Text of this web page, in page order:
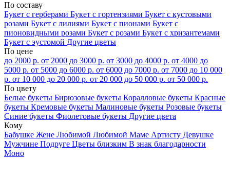
По составу
Букет с герберами Букет с гортензиями Букет с кустовыми
розами Букет с лилиями Букет с пионами Букет с
пионовидными розами Букет с розами Букет с хризантемами
Букет с эустомой Другие цветы
По цене
до 2000 р. от 2000 до 3000 р. от 3000 до 4000 р. от 4000 до
5000 р. от 5000 до 6000 р. от 6000 до 7000 р. от 7000 до 10 000
р. от 10 000 до 20 000 р. от 20 000 до 50 000 р. от 50 000 р.
По цвету
Белые букеты Бирюзовые букеты Коралловые букеты Красные
букеты Кремовые букеты Малиновые букеты Розовые букеты
Синие букеты Фиолетовые букеты Другие цвета
Кому
Бабушке Жене Любимой Любимой Маме Артисту Девушке
Мужчине Подруге Цветы близким В знак благодарности
Моно